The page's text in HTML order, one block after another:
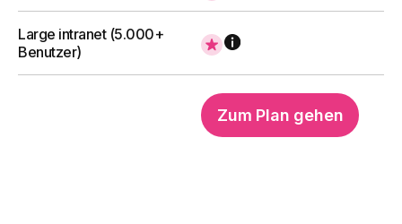
umleitet und sie in ihrer Browsersprache
übersetzt.
Mehr erfahren
Large intranet (5.000+
Benutzer)
Zum Plan gehen